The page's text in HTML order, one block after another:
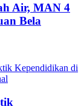
Air, MAN 4
Bela